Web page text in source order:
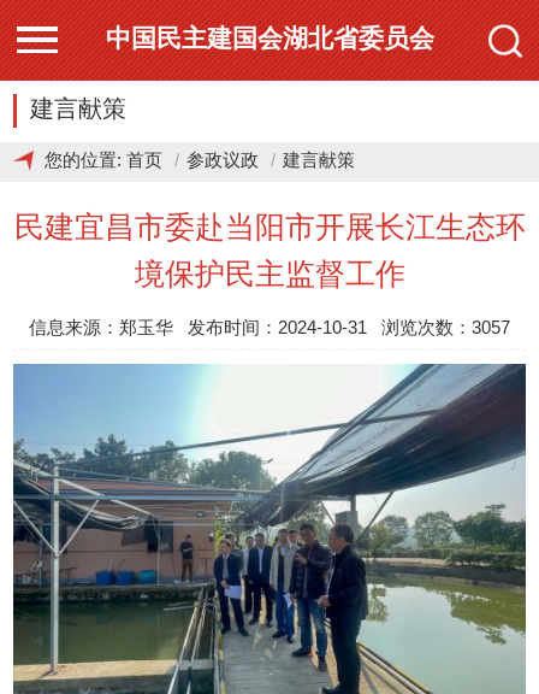
中国民主建国会湖北省委员会
建言献策
您的位置: 首页 参政议政 建言献策
民建宜昌市委赴当阳市开展长江生态环
境保护民主监督工作
信息来源：郑玉华 发布时间：2024-10-31 浏览次数：3057